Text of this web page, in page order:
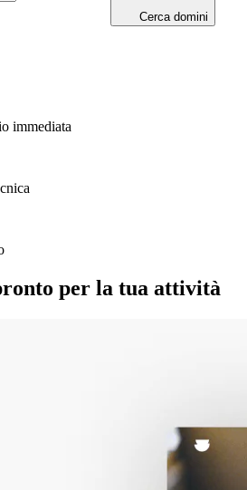
Cerca domini
immediata
per la tua attività